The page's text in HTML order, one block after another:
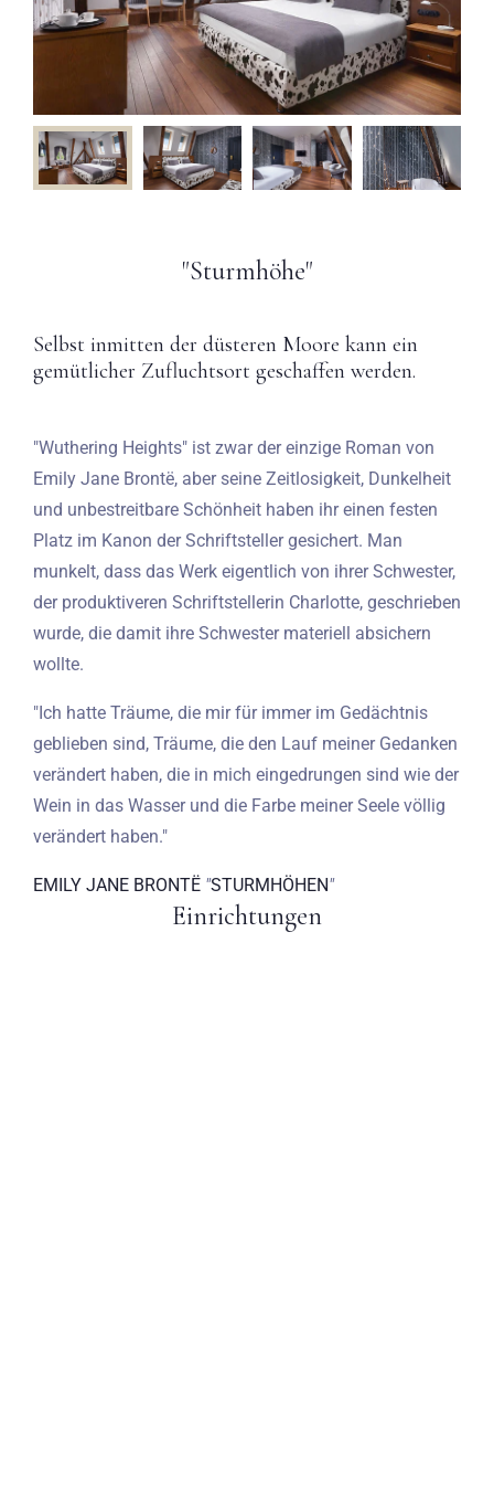
"Sturmhöhe"
Selbst inmitten der düsteren Moore kann ein
gemütlicher Zufluchtsort geschaffen werden.
"Wuthering Heights" ist zwar der einzige Roman von
Emily Jane Brontë, aber seine Zeitlosigkeit, Dunkelheit
und unbestreitbare Schönheit haben ihr einen festen
Platz im Kanon der Schriftsteller gesichert. Man
munkelt, dass das Werk eigentlich von ihrer Schwester,
der produktiveren Schriftstellerin Charlotte, geschrieben
wurde, die damit ihre Schwester materiell absichern
wollte.
"Ich hatte Träume, die mir für immer im Gedächtnis
geblieben sind, Träume, die den Lauf meiner Gedanken
verändert haben, die in mich eingedrungen sind wie der
Wein in das Wasser und die Farbe meiner Seele völlig
verändert haben."
EMILY JANE BRONTË "STURMHÖHEN"
Einrichtungen